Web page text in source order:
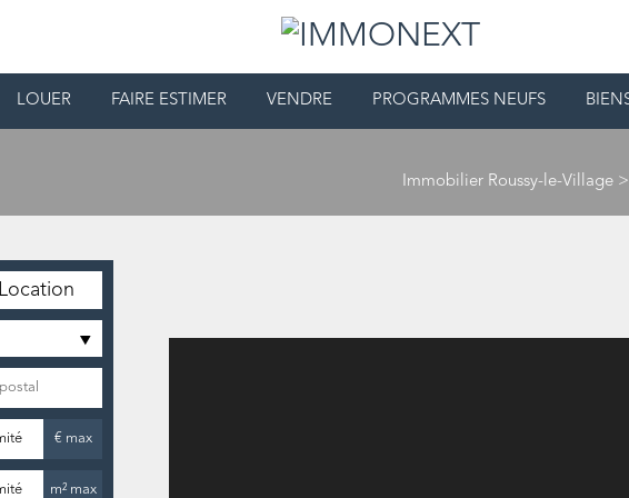
LOUER FAIRE ESTIMER VENDRE PROGRAMMES NEUFS
Immobilier Roussy-le-Village >
Location
€ max
m² max